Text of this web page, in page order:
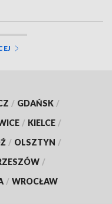
/ GDAŃSK /
/ KIELCE /
/ OLSZTYN /
/
/ WROCŁAW